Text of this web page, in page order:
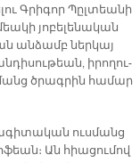
Գրի­գոր Պըլ­տեա­նի
յո­բե­լե­նա­կան
ան­ձամբ ներ­կայ
ի­րո­ղու­
ծրագ­րին հա­մար
ուս­մանց
Ան հիա­ցու­մով